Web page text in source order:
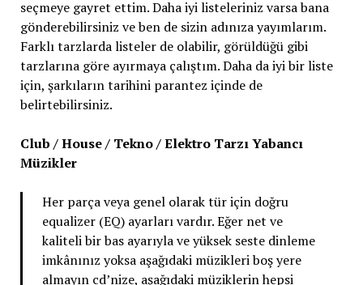
seçmeye gayret ettim. Daha iyi listeleriniz varsa bana
gönderebilirsiniz ve ben de sizin adınıza yayımlarım.
Farklı tarzlarda listeler de olabilir, görüldüğü gibi
tarzlarına göre ayırmaya çalıştım. Daha da iyi bir liste
için, şarkıların tarihini parantez içinde de
belirtebilirsiniz.
Club / House / Tekno / Elektro Tarzı Yabancı
Müzikler
Her parça veya genel olarak tür için doğru
equalizer (EQ) ayarları vardır. Eğer net ve
kaliteli bir bas ayarıyla ve yüksek seste dinleme
imkânınız yoksa aşağıdaki müzikleri boş yere
almayın cd’nize, aşağıdaki müziklerin hepsi